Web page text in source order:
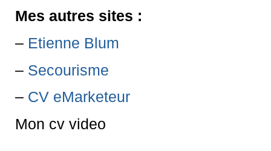
Mes autres sites :
– Etienne Blum
– Secourisme
– CV eMarketeur
Mon cv video